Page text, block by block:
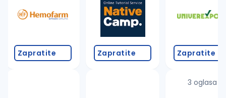
proverite pravopisne greške (koristite č, ć, š, đ,
povećajte radijus za odabrani grad
promenite odabrane filtere pretrage
Zapratite Zapratite Zapratite
3 oglasa